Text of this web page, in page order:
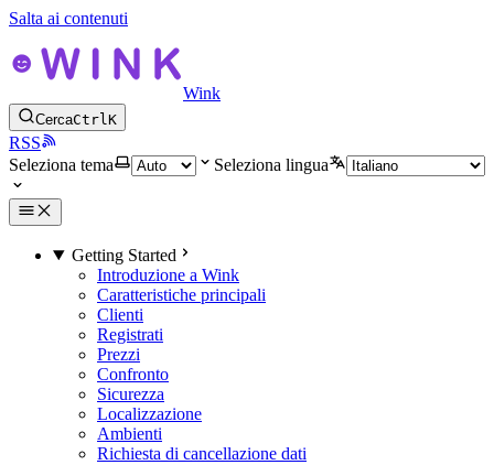
Salta ai contenuti
Wink
CercaCtrlK
RSS
Seleziona tema
Seleziona lingua
Getting Started
Introduzione a Wink
Caratteristiche principali
Clienti
Registrati
Prezzi
Confronto
Sicurezza
Localizzazione
Ambienti
Richiesta di cancellazione dati